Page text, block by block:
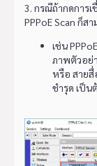
3. กรณีถ้ากดการเ
PPPoE Scan ก็ส
เช่น
ภาพตัวอย่า
หรือ สายสื่
ชำรุด เป็น